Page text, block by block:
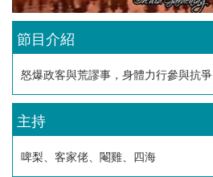
節目介紹
怒爆政客與荒謬事，身體力行參與抗爭
主持
啤梨、客家佬、閹雞、四海